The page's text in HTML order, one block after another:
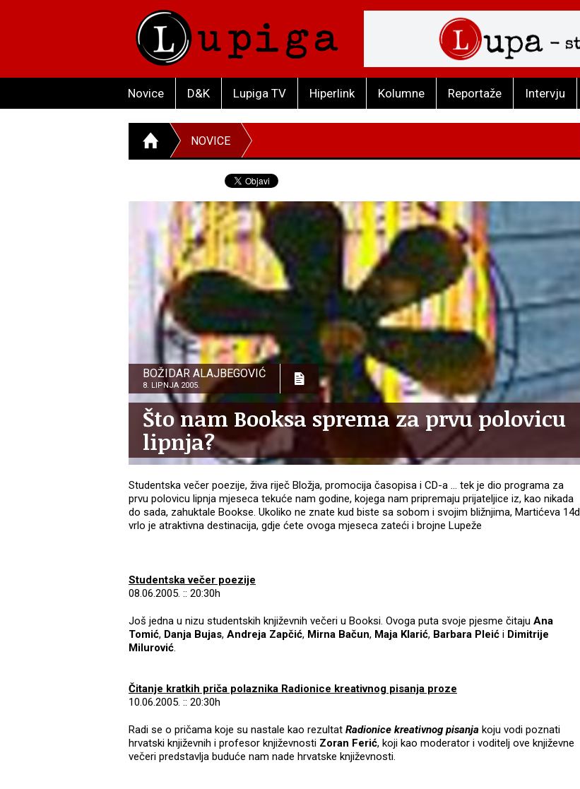
Novice D&K Lupiga TV Hiperlink Kolumne Reportaže Intervju
NOVICE
BOŽIDAR ALAJBEGOVIĆ
8. LIPNJA 2005.
Što nam Booksa sprema za prvu polovicu
lipnja?
Studentska večer poezije, živa riječ Bložja, promocija časopisa i CD-a ... tek je dio programa za
prvu polovicu lipnja mjeseca tekuće nam godine, kojega nam pripremaju prijateljice iz, kao nikada
do sada, zahuktale Bookse. Ukoliko ne znate kud biste sa sobom i svojim bližnjima, Martićeva 14d
vrlo je atraktivna destinacija, gdje ćete ovoga mjeseca zateći i brojne Lupeže
Studentska večer poezije
08.06.2005. :: 20:30h
Još jedna u nizu studentskih književnih večeri u Booksi. Ovoga puta svoje pjesme čitaju Ana
Tomić, Danja Bujas, Andreja Zapčić, Mirna Bačun, Maja Klarić, Barbara Pleić i Dimitrije
Milurović.
Čitanje kratkih priča polaznika Radionice kreativnog pisanja proze
10.06.2005. :: 20:30h
Radi se o pričama koje su nastale kao rezultat Radionice kreativnog pisanja koju vodi poznati
hrvatski književnih i profesor književnosti Zoran Ferić, koji kao moderator i voditelj ove književne
večeri predstavlja buduće nam nade hrvatske književnosti.